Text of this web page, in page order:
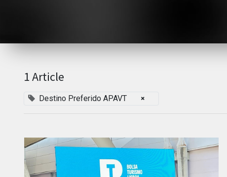
1 Article
Destino Preferido APAVT ×